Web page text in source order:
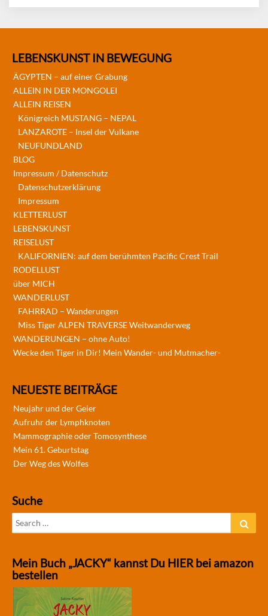
LEBENSKUNST IN BEWEGUNG
ÄGYPTEN – auf einer Grabung
ALLEIN IN DER MONGOLEI
ALLEIN REISEN
Königreich MUSTANG – NEPAL
LANZAROTE – Insel der Vulkane
NEUFUNDLAND
BLOG
Impressum / Datenschutz
Datenschutzerklärung
Impressum
KLETTERLUST
LEBENSKUNST
REISELUST
KALIFORNIEN: auf dem berühmten Pacific Crest Trail
RODELLUST
über MICH
WANDERLUST
FAHRRAD – Wanderungen
Miss Tiger ALPEN TRAVERSE Weitwanderweg
WANDERUNGEN – ohne Auto!
Wecke den Tiger in Dir! Mein Wander- und Mutmacher-
NEUESTE BEITRÄGE
Neujahr und der Geier
Aufruhr der Lymphknoten
Mammographie oder Tomosynthese
Mein 61. Geburtstag
Der Weg des Wolfes
Suche
Search
for:
Mein Buch „JACKY“ kannst Du HIER bei amazon
bestellen